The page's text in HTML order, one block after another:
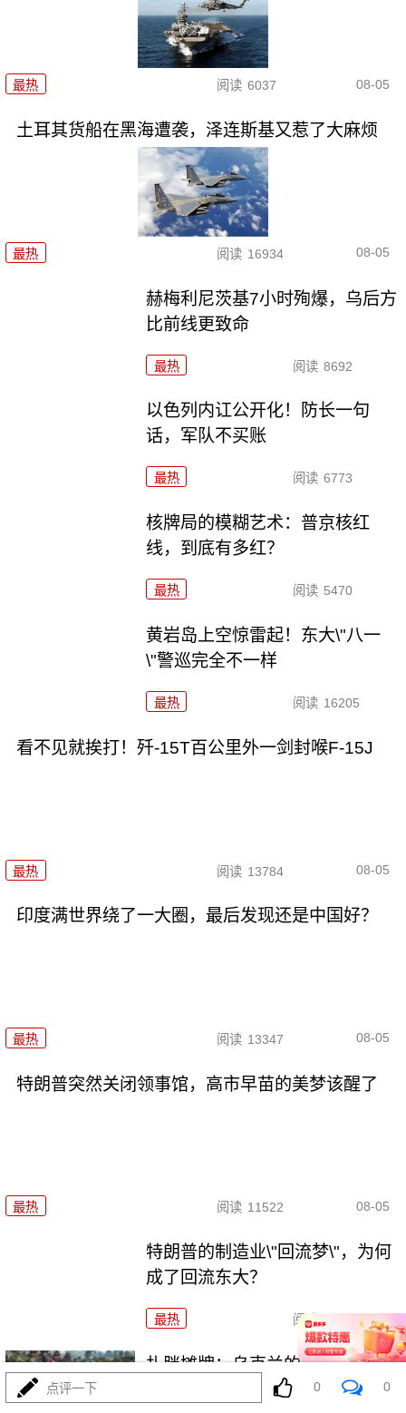
最热 阅读 6037 08-05
土耳其货船在黑海遭袭，泽连斯基又惹了大麻烦
最热 阅读 16934 08-05
赫梅利尼茨基7小时殉爆，乌后方
比前线更致命
最热 阅读 8692
以色列内讧公开化！防长一句
话，军队不买账
最热 阅读 6773
核牌局的模糊艺术：普京核红
线，到底有多红？
最热 阅读 5470
黄岩岛上空惊雷起！东大\"八一
\"警巡完全不一样
最热 阅读 16205
看不见就挨打！歼-15T百公里外一剑封喉F-15J
最热 阅读 13784 08-05
印度满世界绕了一大圈，最后发现还是中国好？
最热 阅读 13347 08-05
特朗普突然关闭领事馆，高市早苗的美梦该醒了
最热 阅读 11522 08-05
特朗普的制造业\"回流梦\"，为何
成了回流东大？
最热 阅读 8186
扎胖摊牌：乌克兰的\"北约梦\"为
何成了一地鸡毛？
点评一下 0 0